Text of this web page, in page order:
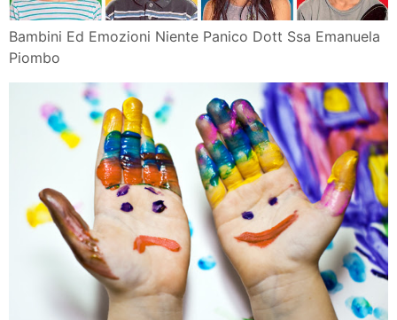
Bambini Ed Emozioni Niente Panico Dott Ssa Emanuela
Piombo